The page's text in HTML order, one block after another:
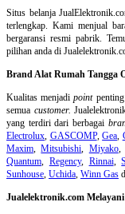
Situs belanja
terlengkap. Kami menjual
bergaransi resmi pabrik.
pilihan anda di
Brand Alat Rumah Tangga
Kualitas menjadipointpenting
semua customer.
yang terdiri dari berbagai
Electrolux, GASCOMP,Gea,
Maxim,Mitsubishi, Miyako
Quantum, Regency, Rinnai,
Sunhouse, Uchida, Winn Gas
Jualelektronik.com